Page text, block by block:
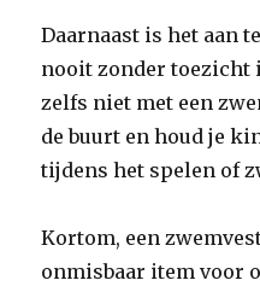
Daarnaast is het aan
nooit zonder toezicht
zelfs niet met een
de buurt en houd je
tijdens het spelen of
Kortom, een
onmisbaar item voor